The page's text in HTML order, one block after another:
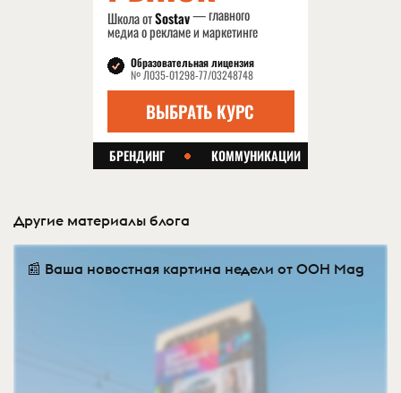
Другие материалы блога
📰 Ваша новостная картина недели от OOH Mag